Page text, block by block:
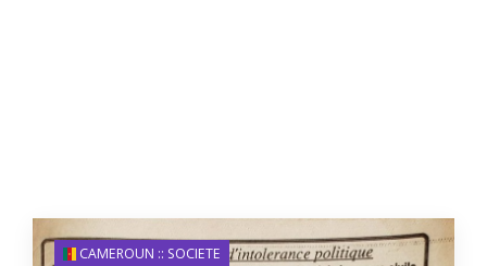
CAMEROUN :: SOCIETE